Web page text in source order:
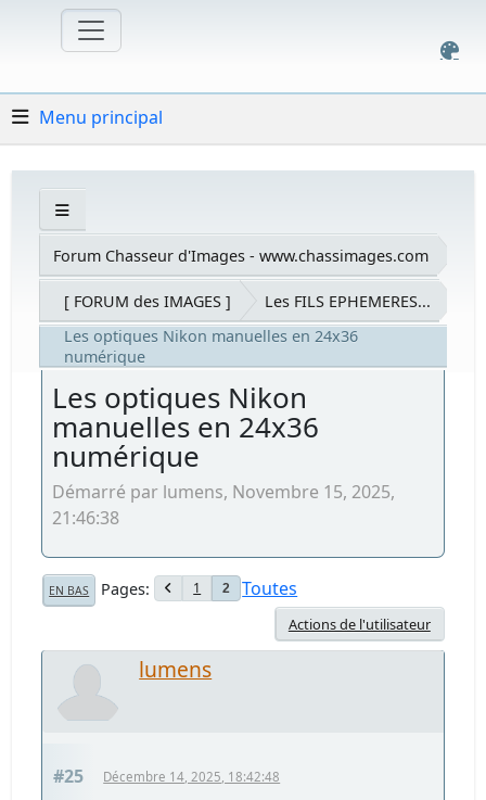
Menu principal
Forum Chasseur d'Images - www.chassimages.com
[ FORUM des IMAGES ]
Les FILS EPHEMERES...
Les optiques Nikon manuelles en 24x36
numérique
Les optiques Nikon
manuelles en 24x36
numérique
Démarré par lumens, Novembre 15, 2025,
21:46:38
EN BAS Pages 1 2 Toutes
Actions de l'utilisateur
lumens
#25 Décembre 14, 2025, 18:42:48